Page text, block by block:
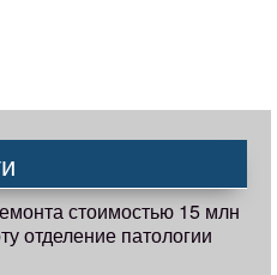
стоимостью 15 млн
отделение патологии